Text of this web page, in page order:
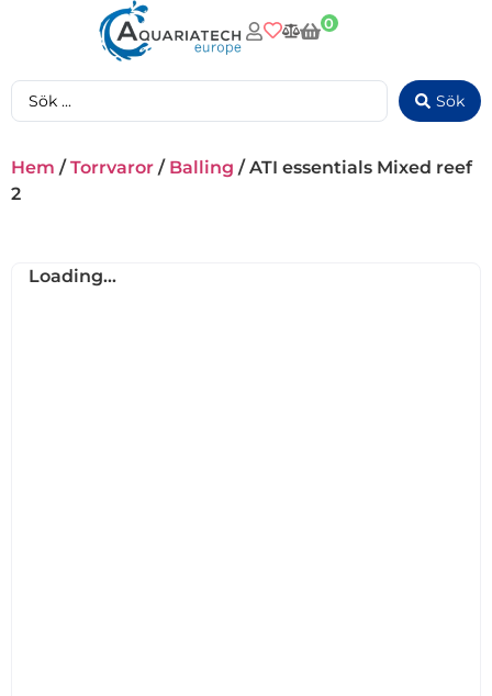
0
Sök
Hem /Torrvaror / Balling / ATI essentials Mixed reef
2
Loading...